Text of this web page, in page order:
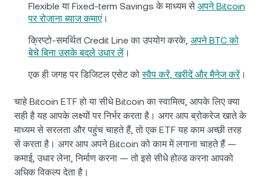
Flexible या Fixed-term Savings के माध्यम से अपने Bitcoin
पर रोज़ाना ब्याज कमाएं ।
क्रिप्टो-समर्थित Credit Line का उपयोग करके, अपने BTC को
बेचे बिना उसके बदले उधार लें ।
एक ही जगह पर डिजिटल एसेट कोस्वैप करें, खरीदें और मैनेज करें।
चाहे Bitcoin ETF हो या सीधे Bitcoin का स्वामित्व, आपके लिए क्या
सही है यह आपके लक्ष्यों पर निर्भर करता है। अगर आप ब्रोकरेज खाते के
माध्यम से सरलता और पहुंच चाहते हैं, तो एक ETF यह काम अच्छी तरह
से करता है। अगर आप अपने Bitcoin को काम में लगाना चाहते हैं —
कमाई, उधार लेना, निर्माण करना — तो इसे सीधे होल्ड करना आपको
अधिक विकल्प देता है।